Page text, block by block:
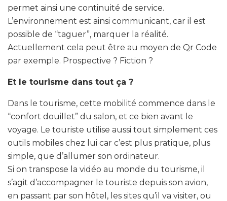
permet ainsi une continuité de service.
L’environnement est ainsi communicant, car il est
possible de “taguer”, marquer la réalité.
Actuellement cela peut être au moyen de Qr Code
par exemple. Prospective ? Fiction ?
Et le tourisme dans tout ça ?
Dans le tourisme, cette mobilité commence dans le
“confort douillet” du salon, et ce bien avant le
voyage. Le touriste utilise aussi tout simplement ces
outils mobiles chez lui car c’est plus pratique, plus
simple, que d’allumer son ordinateur.
Si on transpose la vidéo au monde du tourisme, il
s’agit d’accompagner le touriste depuis son avion,
en passant par son hôtel, les sites qu’il va visiter, ou